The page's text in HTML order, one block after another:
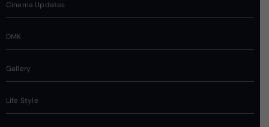
Cinema Updates
DMK
Gallery
Life Style